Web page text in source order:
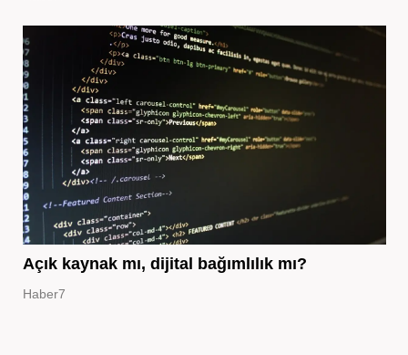
Açık kaynak mı, dijital bağımlılık mı?
Haber7